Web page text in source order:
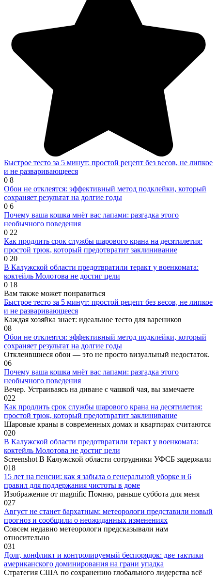
Быстрое тесто за 5 минут: простой рецепт без весов, не липкое
и не разваривающееся
0 8
Обои не отклеятся: эффективный метод подклейки, который
сохраняет результат на долгие годы
0 6
Почему ваша кошка мнёт вас лапами: разгадка этого
необычного поведения
0 22
Как продлить срок службы шарового крана на десятилетия:
простой трюк, который предотвратит заклинивание
0 20
В Калужской области предотвратили теракт у военкомата:
коктейль Молотова не достиг цели
0 18
Вам также может понравиться
Быстрое тесто за 5 минут: простой рецепт без весов, не липкое
и не разваривающееся
Каждая хозяйка знает: идеальное тесто для вареников
08
Обои не отклеятся: эффективный метод подклейки, который
сохраняет результат на долгие годы
Отклеившиеся обои — это не просто визуальный недостаток.
06
Почему ваша кошка мнёт вас лапами: разгадка этого
необычного поведения
Вечер. Устраиваясь на диване с чашкой чая, вы замечаете
022
Как продлить срок службы шарового крана на десятилетия:
простой трюк, который предотвратит заклинивание
Шаровые краны в современных домах и квартирах считаются
020
В Калужской области предотвратили теракт у военкомата:
коктейль Молотова не достиг цели
Screenshot В Калужской области сотрудники УФСБ задержали
018
15 лет на пенсии: как я забыла о генеральной уборке и 6
правил для поддержания чистоты в доме
Изображение от magnific Помню, раньше суббота для меня
027
Август не станет бархатным: метеорологи представили новый
прогноз и сообщили о неожиданных изменениях
Совсем недавно метеорологи предсказывали нам
относительно
031
Долг, конфликт и контролируемый беспорядок: две тактики
американского доминирования на грани упадка
Стратегия США по сохранению глобального лидерства всё